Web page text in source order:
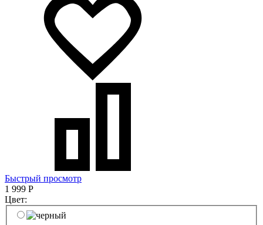
Быстрый просмотр
1 999 Р
Цвет: